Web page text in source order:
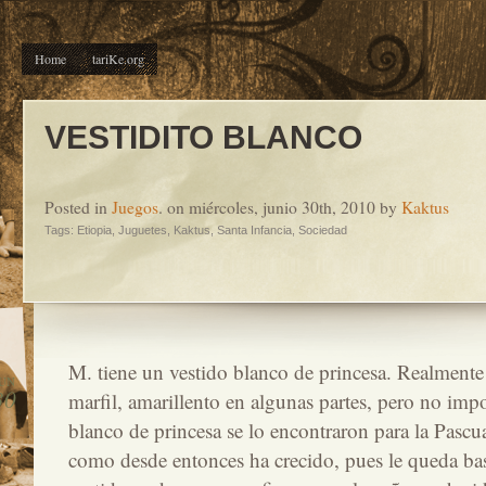
Home tariKe.org
VESTIDITO BLANCO
Posted in Juegos. on miércoles, junio 30th, 2010 by Kaktus
Tags: Etiopia, Juguetes Kaktus Santa Infancia, Sociedad
M. tiene un vestido blanco de princesa.
marfil, amarillento en algunas partes, pero no
blanco de princesa se lo encontraron para la
como desde entonces ha crecido, pues le queda